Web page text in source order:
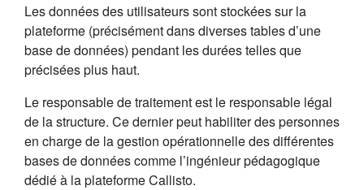
Les données des utilisateurs sont stockées sur la
plateforme (précisément dans diverses tables d’une
base de données) pendant les durées telles que
précisées plus haut.
Le responsable de traitement est le responsable légal
de la structure. Ce dernier peut habiliter des personnes
en charge de la gestion opérationnelle des différentes
bases de données comme l’ingénieur pédagogique
dédié à la plateforme Callisto.